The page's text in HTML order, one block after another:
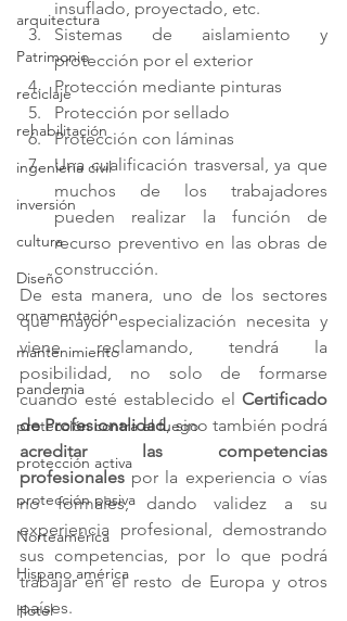
arquitectura
Patrimonio
reciclaje
rehabilitación
ingeniería civil
inversión
cultura
Diseño
ornamentación
mantenimiento
pandemia
protección contra el fuego
protección activa
protección pasiva
Norteamérica
Hispano américa
Hotel
insuflado, proyectado, etc.
Sistemas de aislamiento y
protección por el exterior
Protección mediante pinturas
Protección por sellado
Protección con láminas
Una cualificación trasversal, ya que
muchos de los trabajadores
pueden realizar la función de
recurso preventivo en las obras de
construcción.
De esta manera, uno de los sectores
que mayor especialización necesita y
viene reclamando, tendrá la
posibilidad, no solo de formarse
cuando esté establecido el Certificado
de Profesionalidad
acreditar las competencias
profesionales por la experiencia o vías
no formales, dando validez a su
experiencia profesional, demostrando
sus competencias, por lo que podrá
trabajar en el resto de Europa y otros
países.